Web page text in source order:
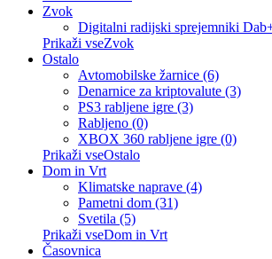
Zvok
Digitalni radijski sprejemniki
Prikaži vseZvok
Ostalo
Avtomobilske žarnice (6)
Denarnice za kriptovalute (3)
PS3 rabljene igre (3)
Rabljeno (0)
XBOX 360 rabljene igre (0)
Prikaži vseOstalo
Dom in Vrt
Klimatske naprave (4)
Pametni dom (31)
Svetila (5)
Prikaži vseDom in Vrt
Časovnica